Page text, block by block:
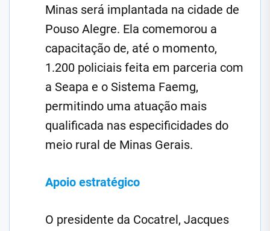
Minas será implantada na cidade de
Pouso Alegre. Ela comemorou a
capacitação de, até o momento,
1.200 policiais feita em parceria com
a Seapa e o Sistema Faemg,
permitindo uma atuação mais
qualificada nas especificidades do
meio rural de Minas Gerais.
Apoio estratégico
O presidente da Cocatrel, Jacques